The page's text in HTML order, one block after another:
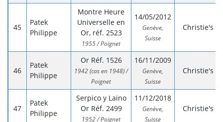
Patek
Philippe
Montre Heure
Universelle en
Or, réf. 2523
1955 / Poignet
14/05/2012
Genève,
Suisse
Christie's
Patek
Philippe
Or Réf. 1526
1942 (cas en 1948) /
Poignet
16/11/2009
Genève,
Suisse
Christie's
Patek
Philippe
Serpico y Laino
Or Réf. 2499
1952 / Poignet
11/12/2018
Genève,
Suisse
Christie's